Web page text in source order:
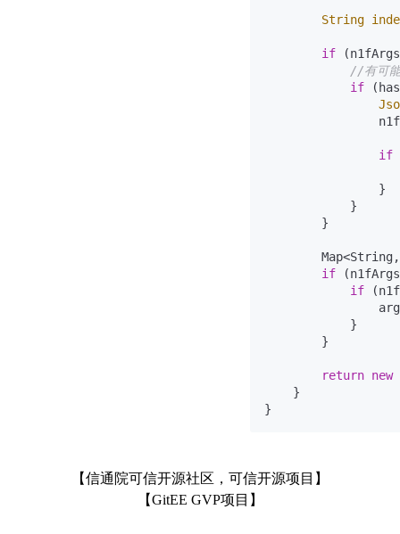
String
if
//有可
if
if
                }
            }
        }
if
if
            }
        }
return new
    }
【信通院可信开源社区，可信开源项目】
【GitEE GVP项目】